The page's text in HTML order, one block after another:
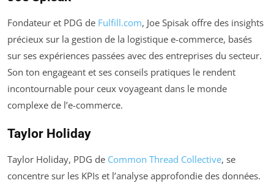
Fondateur et PDG de Fulfill.com, Joe Spisak offre des insights
précieux sur la gestion de la logistique e-commerce, basés
sur ses expériences passées avec des entreprises du secteur.
Son ton engageant et ses conseils pratiques le rendent
incontournable pour ceux voyageant dans le monde
complexe de l’e-commerce.
Taylor Holiday
Taylor Holiday, PDG de Common Thread Collective, se
concentre sur les KPIs et l’analyse approfondie des données.